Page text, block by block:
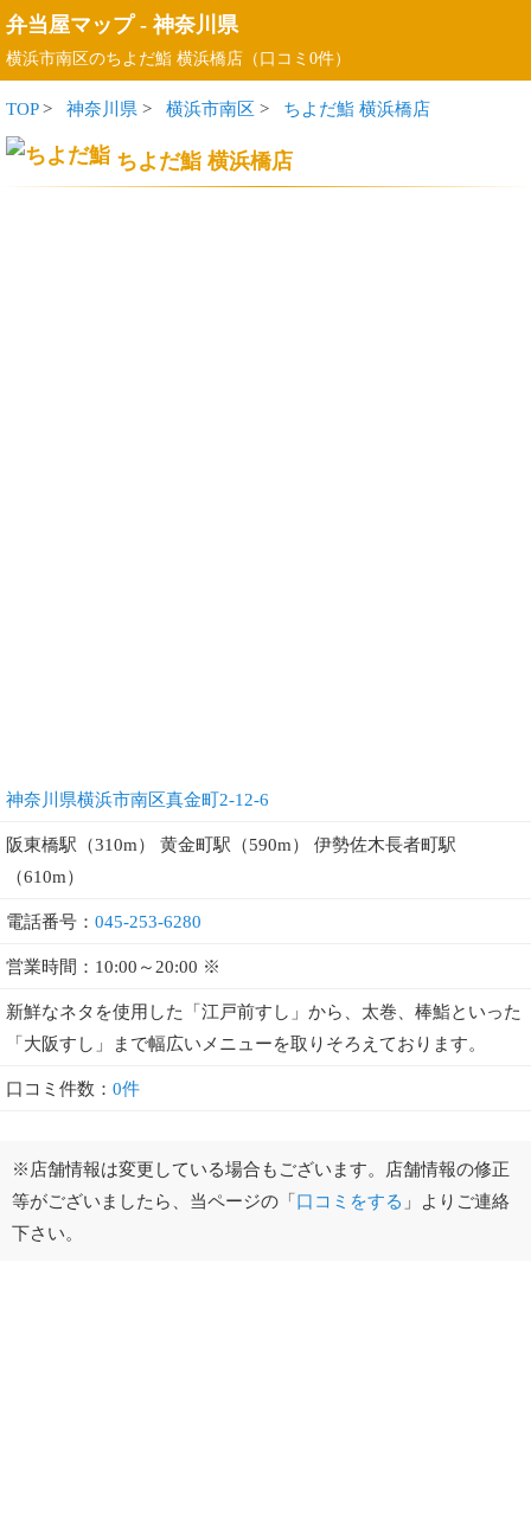
弁当屋マップ- 神奈川県
横浜市南区のちよだ鮨 横浜橋店（口コミ0件）
TOP> 神奈川県 > 横浜市南区 > ちよだ鮨 横浜橋店
ちよだ鮨 横浜橋店
神奈川県横浜市南区真金町2-12-6
阪東橋駅（310m） 黄金町駅（590m） 伊勢佐木長者町駅
（610m）
電話番号： 045-253-6280
営業時間：10:00～20:00 ※
新鮮なネタを使用した「江戸前すし」から、太巻、棒鮨といった
「大阪すし」まで幅広いメニューを取りそろえております。
口コミ件数： 0件
※店舗情報は変更している場合もございます。店舗情報の修正
等がございましたら、当ページの「口コミをする 」よりご連絡
下さい。